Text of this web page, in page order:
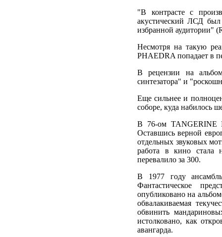
"В контрасте с
акустический ЛСД был
избранной аудитории"
Несмотря на такую
PHAEDRA попадает в
В рецензии на
синтезатора" и
Еще сильнее и
соборе, куда набилось
В 76-ом TANGERINE
Оставшись верной
отдельных звуковых
работа в кино стала
перевалило за 300.
В 1977 году
Фантастическое
опубликовано на
обвалакиваемая
обвинить
истолковано, как
авангарда.